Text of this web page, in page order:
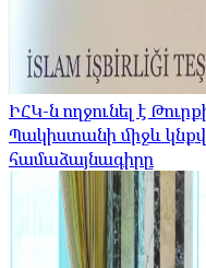
ԻՀԿ-ն ողջունել է
Պակիստանի միջև
համաձայնագիրը